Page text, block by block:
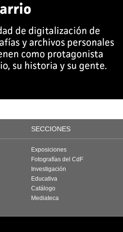
SECCIONES
Exposiciones
Fotografías del CdF
Investigación
Educativa
Catálogo
Mediateca